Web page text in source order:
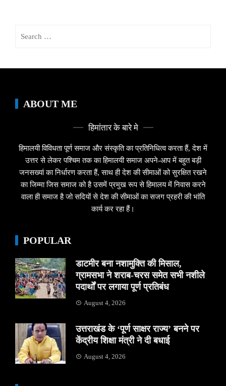
ABOUT ME
हिमांतार के बारे मे
हिमालयी विविधता पूर्ण समाज और संस्कृति का प्रतिनिधित्व करता हैं, देश में
उत्तर से लेकर पश्चिम तक का हिमालयी समाज अपने-आप में बहुत बड़ी
जनसख्यां का निर्धारण करता हैं, साथ ही देश की सीमाओं को सुरक्षित रखने
का जिम्मा जिस समाज को है उसमें प्रमुख रूप से हिमालय में निवास करने
वाला ही समाज है जो सदियों से देश की सीमाओं का सजग प्रहरी की भांति
कार्य कर रहा हैं।
POPULAR
डाटमीर बना नशामुक्ति की मिसाल,
ग्रामसभा ने शराब-चरस समेत सभी नशीले
पदार्थों पर लगाया पूर्ण प्रतिबंध
August 4, 2026
उत्तराखंड के ‘पूर्ण साक्षर राज्य’ बनने पर
केंद्रीय शिक्षा मंत्री ने दी बधाई
August 4, 2026